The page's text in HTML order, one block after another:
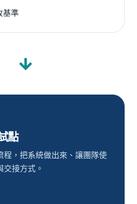
基準
→
點
程，把系統做出來、讓團隊使
接方式。